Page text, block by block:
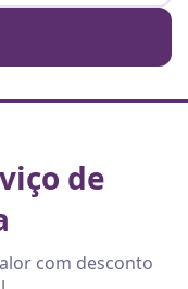
de
com desconto